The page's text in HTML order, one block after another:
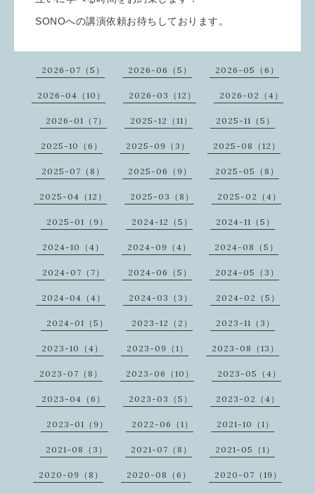
SONOへの講演依頼お待ちしております。
2026-07（5） 2026-06（5） 2026-05（6）
2026-04（10） 2026-03（12） 2026-02（4）
2026-01（7） 2025-12（11） 2025-11（5）
2025-10（6） 2025-09（3） 2025-08（12）
2025-07（8） 2025-06（9） 2025-05（8）
2025-04（12） 2025-03（8） 2025-02（4）
2025-01（9） 2024-12（5） 2024-11（5）
2024-10（4） 2024-09（4） 2024-08（5）
2024-07（7） 2024-06（5） 2024-05（3）
2024-04（4） 2024-03（3） 2024-02（5）
2024-01（5） 2023-12（2） 2023-11（3）
2023-10（4） 2023-09（1） 2023-08（13）
2023-07（8） 2023-06（10） 2023-05（4）
2023-04（6） 2023-03（5） 2023-02（4）
2023-01（9） 2022-06（1） 2021-10（1）
2021-08（3） 2021-07（8） 2021-05（1）
2020-09（8） 2020-08（6） 2020-07（19）